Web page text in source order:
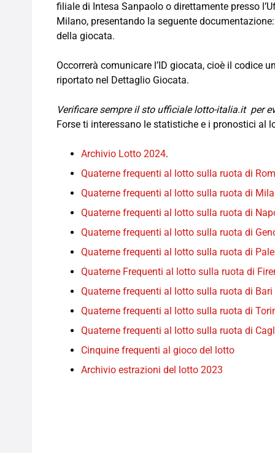
filiale di Intesa Sanpaolo o direttamente presso
Milano, presentando la seguente
della giocata.
Occorrerà comunicare l’ID giocata, cioè il codice
riportato nel Dettaglio Giocata.
Verificare sempre il sto ufficiale lotto-italia.it per
Forse ti interessano le statistiche e i pronostici al
Archivio Lotto 2024.
Quaterne frequenti al lotto sulla ruota di
Quaterne frequenti al lotto sulla ruota di
Quaterne frequenti al lotto sulla ruota di
Quaterne frequenti al lotto sulla ruota di
Quaterne frequenti al lotto sulla ruota di
Quaterne Frequenti al lotto sulla ruota di
Quaterne frequenti al lotto sulla ruota di Bari
Quaterne frequenti al lotto sulla ruota di
Quaterne frequenti al lotto sulla ruota di
Cinquine frequenti al gioco del lotto
Archivio estrazioni del lotto 2023